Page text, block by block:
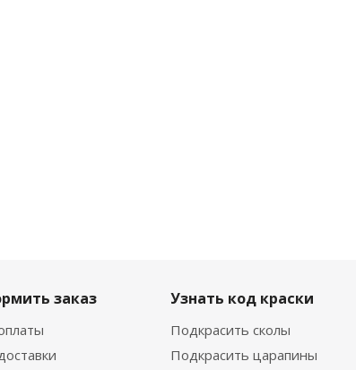
заказ Узнать код краски
Подкрасить сколы
Подкрасить царапины